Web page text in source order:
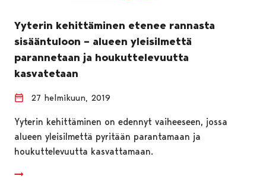
Yyterin kehittäminen etenee rannasta
sisääntuloon – alueen yleisilmettä
parannetaan ja houkuttelevuutta
kasvatetaan
27 helmikuun, 2019
Yyterin kehittäminen on edennyt vaiheeseen, jossa
alueen yleisilmettä pyritään parantamaan ja
houkuttelevuutta kasvattamaan.